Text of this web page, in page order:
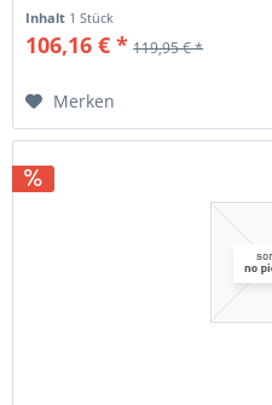
Inhalt 1 Stück
106,16 € * 119,95 € *
Merken